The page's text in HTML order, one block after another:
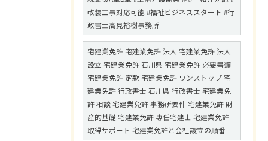
改装工事対応可能 #福祉ビジネススタート #行
政書士高見裕樹事務所
宅建業免許 宅建業免許 法人 宅建業免許 法人
設立 宅建業免許 石川県 宅建業免許 必要書類
宅建業免許 定款 宅建業免許 ワンストップ 宅
建業免許 行政書士 石川県 行政書士 宅建業免
許 相談 宅建業免許 事務所要件 宅建業免許 財
産的基礎 宅建業免許 専任宅建士 宅建業免許
取得サポート 宅建業免許と会社設立の順番